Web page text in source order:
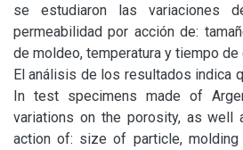
se estudiaron las variaciones
permeabilidad por acción de:
de moldeo, temperatura y tiempo de
El análisis de los resultados indica
tamaño de las partículas o
moldeo aumenta la
permeabilidad, en tanto que
In test specimens made of
variations on the porosity, as well
action of: size of particle, molding